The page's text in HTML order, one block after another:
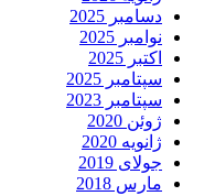
دسامبر 2025
نوامبر 2025
اکتبر 2025
سپتامبر 2025
سپتامبر 2023
ژوئن 2020
ژانویه 2020
جولای 2019
مارس 2018